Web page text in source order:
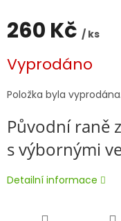
260 Kč / ks
cena:
Vyprodáno
Položka byla
Původní raně
s výbornými
Detailní informace